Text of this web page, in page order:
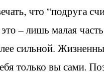
что “подруга
– лишь малая
сильной.
только вы сами.